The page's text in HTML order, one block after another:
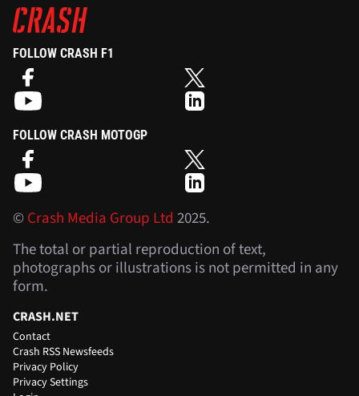
FOLLOW CRASH F1
FOLLOW CRASH MOTOGP
©Crash Media Group Ltd 2025.
The total or partial reproduction of text,
photographs or illustrations is not permitted in any
form.
CRASH.NET
Contact
Crash RSS Newsfeeds
Privacy Policy
Privacy Settings